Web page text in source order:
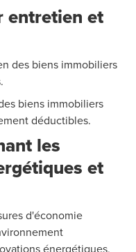
entretien et
des biens immobiliers
biens immobiliers
déductibles.
les
et
d'économie
énergétiques,